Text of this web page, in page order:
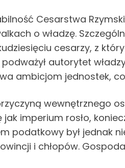
Cesarstwa
o władzę.
cesarzy, z
podważył autorytet
ambicjom jednostek,
wewnętrznego
jak imperium rosło,
podatkowy był jednak
i chłopów.